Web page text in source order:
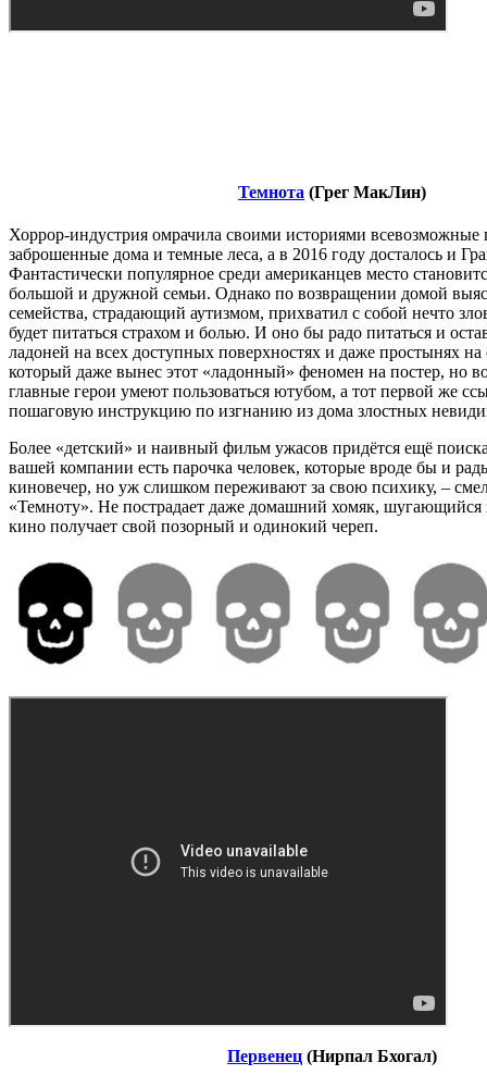
Темнота (Грег МакЛин)
Хоррор-индустрия омрачила своими историями
заброшенные дома и темные леса, а в 2016 году досталось и
Фантастически популярное среди американцев место
большой и дружной семьи. Однако по возвращении домой
семейства, страдающий аутизмом, прихватил с собой нечто
будет питаться страхом и болью. И оно бы радо питаться и
ладоней на всех доступных поверхностях и даже простынях на
который даже вынес этот «ладонный» феномен на постер, но
главные герои умеют пользоваться ютубом, а тот первой же
пошаговую инструкцию по изгнанию из дома злостных
Более «детский» и наивный фильм ужасов придётся ещё
вашей компании есть парочка человек, которые вроде бы и
киновечер, но уж слишком переживают за свою психику, –
«Темноту». Не пострадает даже домашний хомяк, шугающийся
кино получает свой позорный и одинокий череп.
Первенец (Нирпал Бхогал)